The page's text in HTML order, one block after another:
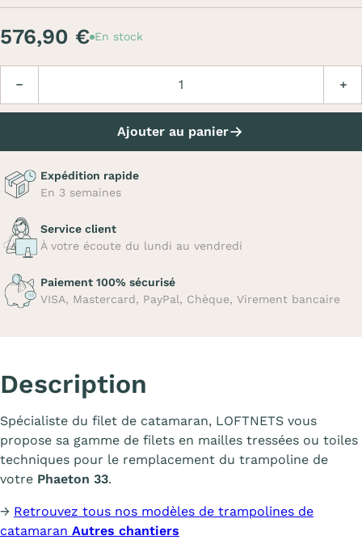
576,90 € En stock
Ajouter au panier
Expédition rapide
En 3 semaines
Service client
À votre écoute du lundi au vendredi
Paiement 100% sécurisé
VISA, Mastercard, PayPal, Chèque, Virement bancaire
Description
Spécialiste du filet de catamaran, LOFTNETS vous
propose sa gamme de filets en mailles tressées ou toiles
techniques pour le remplacement du trampoline de
votre Phaeton 33.
→ Retrouvez tous nos modèles de trampolines de
catamaran Autres chantiers